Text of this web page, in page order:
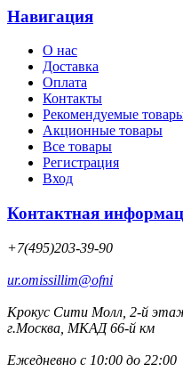
Навигация
О нас
Доставка
Оплата
Контакты
Рекомендуемые
Акционные товары
Все товары
Регистрация
Вход
Контактная
+7(495)203-39-90
ur.omissillim@ofni
Крокус Сити Молл, 2-й
г.Москва, МКАД 66-й км
Ежедневно с 10:00 до 22:00